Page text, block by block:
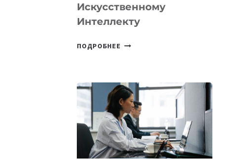
Искусственному
Интеллекту
ПОДРОБНЕЕ
НОВЫЕ
ПРЕДМЕТЫ
ПО
ИСКУССТВЕННОМУ
ИНТЕЛЛЕКТУ